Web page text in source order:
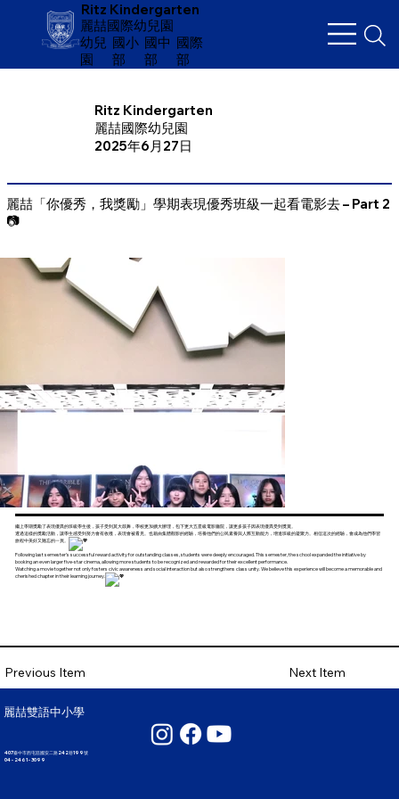
Ritz Kindergarten
麗喆國際幼兒園
幼兒
園
​國小
部
國中
部
國際
部
Ritz Kindergarten
麗喆國際幼兒園
2025年6月27日
麗喆「你優秀，我獎勵」學期表現優秀班級一起看電影去 – Part 2
📷
繼上學期獎勵了表現優異的班級學生後，孩子受到莫大鼓舞，學校更加擴大辦理，包下更大五星級電影廳院，讓更多孩子因表現優異受到獎賞。
透過這樣的獎勵活動，讓學生感受到努力會有收穫，表現會被看見。也藉由集體觀影的經驗，培養他們的公民素養與人際互動能力，增進班級的凝聚力。相信這次的經驗，會成為他們學習
旅程中美好又難忘的一頁。
Following last semester’s successful reward activity for outstanding classes, students were deeply encouraged. This semester, the school expanded the initiative by
booking an even larger five-star cinema, allowing more students to be recognized and rewarded for their excellent performance.
Watching a movie together not only fosters civic awareness and social interaction but also strengthens class unity. We believe this experience will become a memorable and
cherished chapter in their learning journey.
Previous Item Next Item
麗喆雙語中小學
407臺中市西屯區國安二路242巷199號
04 - 2461 - 3099